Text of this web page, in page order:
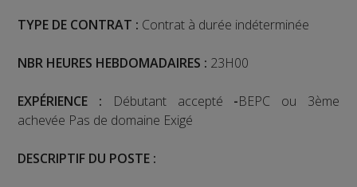
TYPE DE CONTRAT : Contrat à durée indéterminée
NBR HEURES HEBDOMADAIRES : 23H00
EXPÉRIENCE : Débutant accepté -BEPC ou 3ème
achevée Pas de domaine Exigé
DESCRIPTIF DU POSTE :